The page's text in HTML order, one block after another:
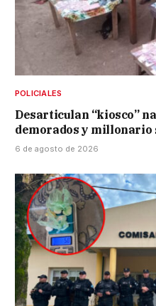
POLICIALES
Desarticulan “kiosco”
demorados y millonario
6 de agosto de 2026